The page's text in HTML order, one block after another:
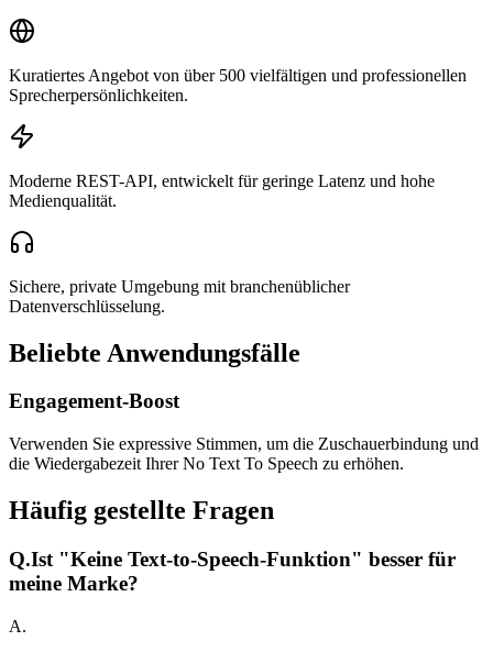
Kuratiertes Angebot von über 500 vielfältigen und professionellen
Sprecherpersönlichkeiten.
Moderne REST-API, entwickelt für geringe Latenz und hohe
Medienqualität.
Sichere, private Umgebung mit branchenüblicher
Datenverschlüsselung.
Beliebte Anwendungsfälle
Engagement-Boost
Verwenden Sie expressive Stimmen, um die Zuschauerbindung und
die Wiedergabezeit Ihrer No Text To Speech zu erhöhen.
Häufig gestellte Fragen
Q.Ist "Keine Text-to-Speech-Funktion" besser für
meine Marke?
A.